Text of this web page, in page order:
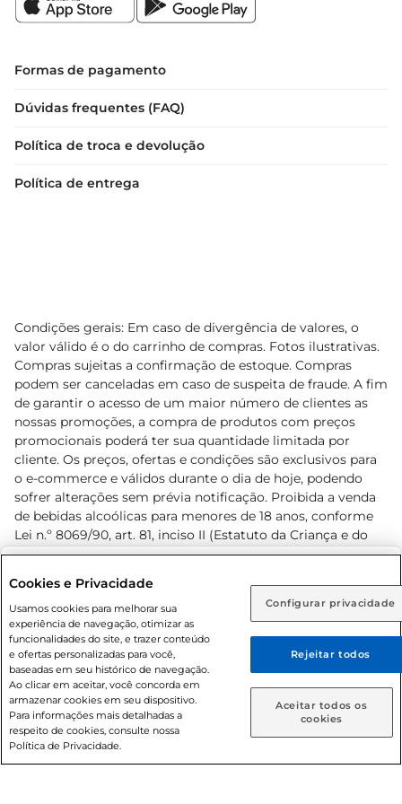
Rio de Janeiro (RJ) Goiás (GO)
Ou
Caso queira comprar online, informe como deseja receber
suas compras:
Entrega em casa Retire em Loja
Formas de pagamento
Dúvidas frequentes (FAQ)
Política de troca e devolução
Política de entrega
Condições gerais: Em caso de divergência de valores, o
valor válido é o do carrinho de compras. Fotos ilustrativas.
Compras sujeitas a confirmação de estoque. Compras
podem ser canceladas em caso de suspeita de fraude. A fim
de garantir o acesso de um maior número de clientes as
nossas promoções, a compra de produtos com preços
promocionais poderá ter sua quantidade limitada por
cliente. Os preços, ofertas e condições são exclusivos para
o e-commerce e válidos durante o dia de hoje, podendo
sofrer alterações sem prévia notificação. Proibida a venda
de bebidas alcoólicas para menores de 18 anos, conforme
Lei n.º 8069/90, art. 81, inciso II (Estatuto da Criança e do
Adolescente). Preços e condições exclusivos para o
prévio. O valor mínimo para as compras on-line é de R$
80,00.
© 2026 Copyright. Todos os direitos
reservados Prezunic.
Cookies e Privacidade
Usamos cookies para melhorar sua
experiência de navegação, otimizar as
funcionalidades do site, e trazer conteúdo
e ofertas personalizadas para você,
baseadas em seu histórico de navegação.
Ao clicar em aceitar, você concorda em
armazenar cookies em seu dispositivo.
Para informações mais detalhadas a
respeito de cookies, consulte nossa
Política de Privacidade.
Configurar privacidade
Rejeitar todos
Aceitar todos os
cookies